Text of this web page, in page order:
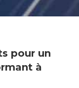
pour un
à